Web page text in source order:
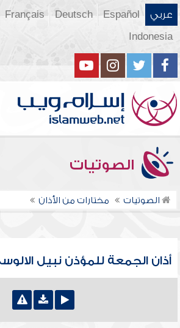
عربي Español
Deutsch
Français
Indonesia
الصوتيات
الصوتيات مختارات من الأذان
أذان الجمعة للمؤذن نبيل